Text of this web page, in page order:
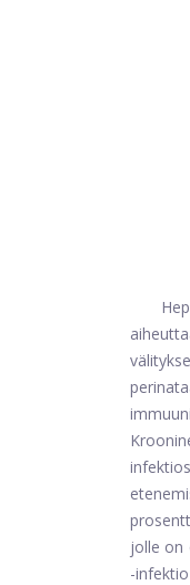
jolle on
-